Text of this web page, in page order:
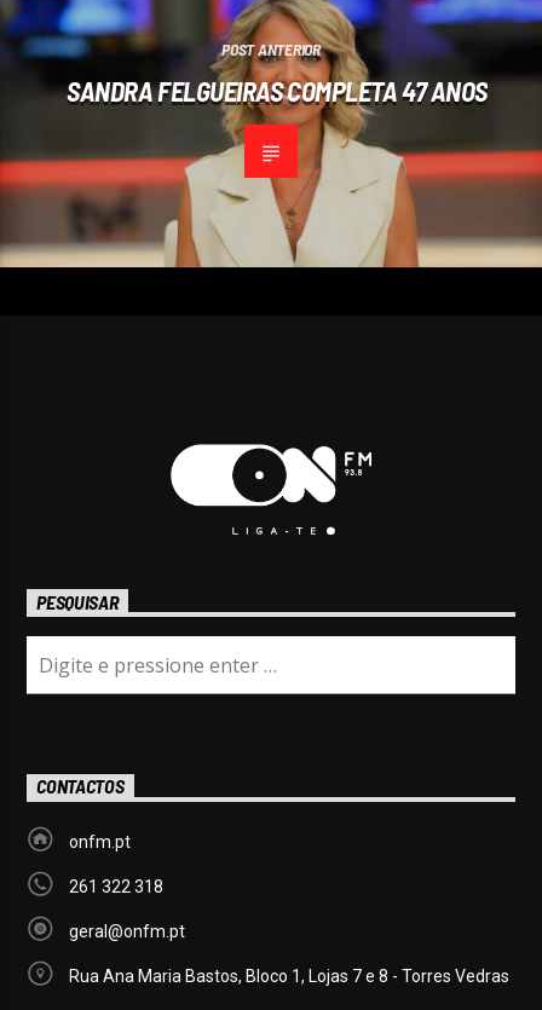
POST ANTERIOR
SANDRA FELGUEIRAS COMPLETA 47 ANOS
PESQUISAR
CONTACTOS
onfm.pt
261 322 318
geral@onfm.pt
Rua Ana Maria Bastos, Bloco 1, Lojas 7 e 8 - Torres Vedras